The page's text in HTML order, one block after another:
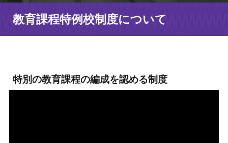
教育課程特例校制度について
特別の教育課程の編成を認める制度